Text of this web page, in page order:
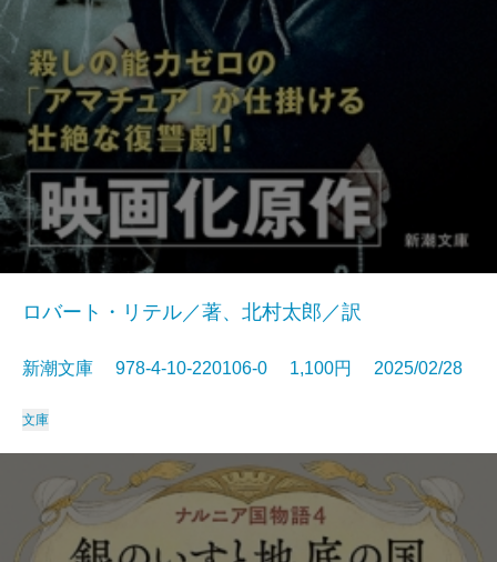
ロバート・リテル／著、北村太郎／訳
新潮文庫 978-4-10-220106-0 1,100円 2025/02/28
文庫